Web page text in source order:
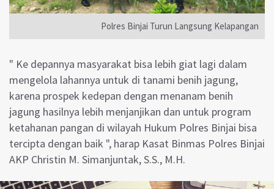
Polres Binjai Turun Langsung Kelapangan
" Ke depannya masyarakat bisa lebih giat lagi dalam
mengelola lahannya untuk di tanami benih jagung,
karena prospek kedepan dengan menanam benih
jagung hasilnya lebih menjanjikan dan untuk program
ketahanan pangan di wilayah Hukum Polres Binjai bisa
tercipta dengan baik ", harap Kasat Binmas Polres Binjai
AKP Christin M. Simanjuntak, S.S., M.H.